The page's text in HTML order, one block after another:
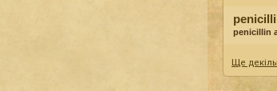
penicillin
Ще